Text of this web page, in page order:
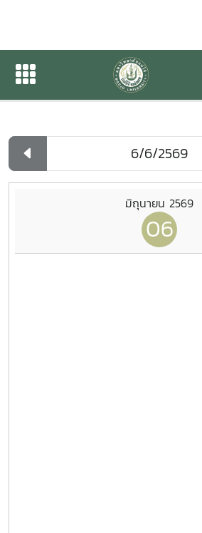
ปฏิทินกิจกรรมของห
ปฏิทินกิจกรรมของหน่วยงาน
มิถุนายน 2569
06